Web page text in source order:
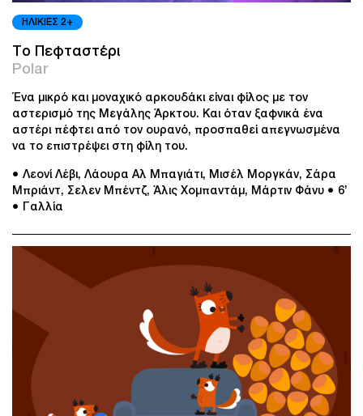
ΗΛΙΚΙΕΣ 2+
Το Πεφταστέρι
Polar
Ένα μικρό και μοναχικό αρκουδάκι είναι φίλος με τον
αστερισμό της Μεγάλης Άρκτου. Και όταν ξαφνικά ένα
αστέρι πέφτει από τον ουρανό, προσπαθεί απεγνωσμένα
να το επιστρέψει στη φίλη του.
● Λεονί Λέβι, Λάουρα Αλ Μπαγιάτι, Μισέλ Μοργκάν, Σάρα
Μπριάντ, Σελεν Μπέντζ, Άλις Χομπαντάμ, Μάρτιν Φάνυ ● 6’
● Γαλλία